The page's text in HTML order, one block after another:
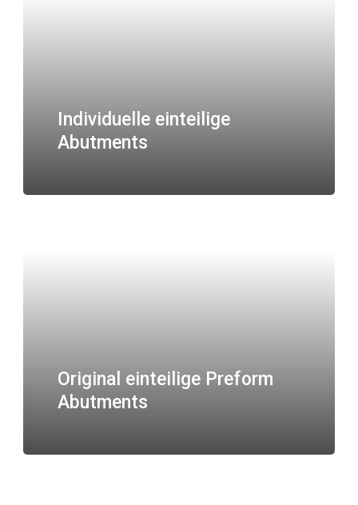
Individuelle einteilige
Abutments
Original einteilige Preform
Abutments